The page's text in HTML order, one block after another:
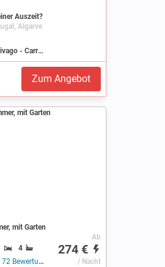
Auszeit?
Algarve
Suchen Sie auf Trivago - Carrapateira
Zum Angebot
mit Garten
4
Bewertungen )
Ab
274 €
/ Nacht